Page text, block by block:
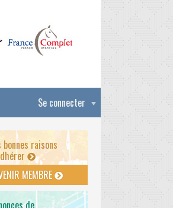
Se connecter
bonnes raisons
MEMBRE
de